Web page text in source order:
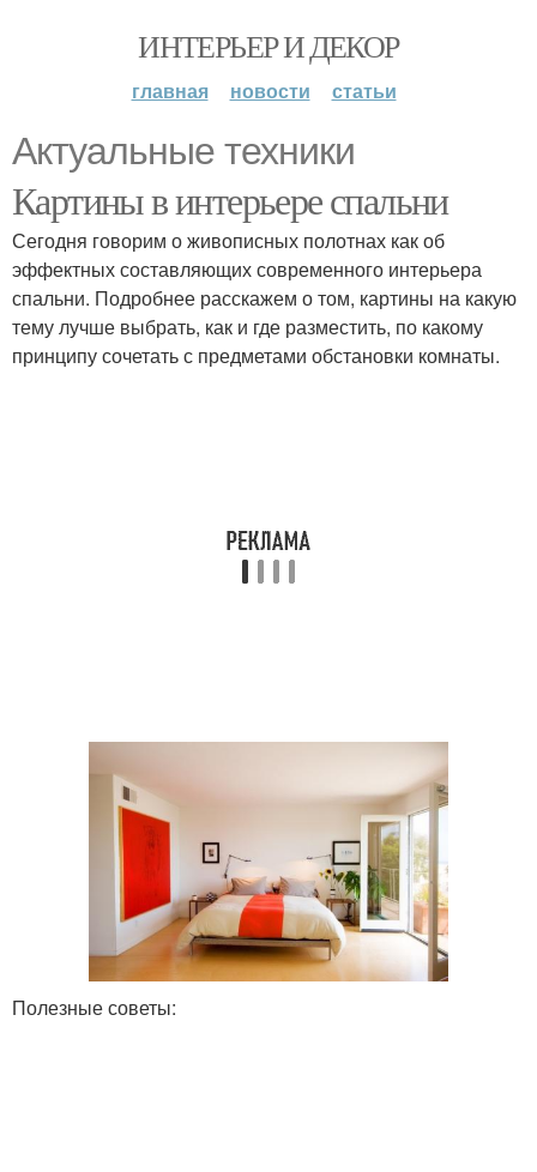
ИНТЕРЬЕР И ДЕКОР
главная новости статьи
Актуальные техники
Картины в интерьере спальни
Сегодня говорим о живописных полотнах как об
эффектных составляющих современного интерьера
спальни. Подробнее расскажем о том, картины на какую
тему лучше выбрать, как и где разместить, по какому
принципу сочетать с предметами обстановки комнаты.
Полезные советы: